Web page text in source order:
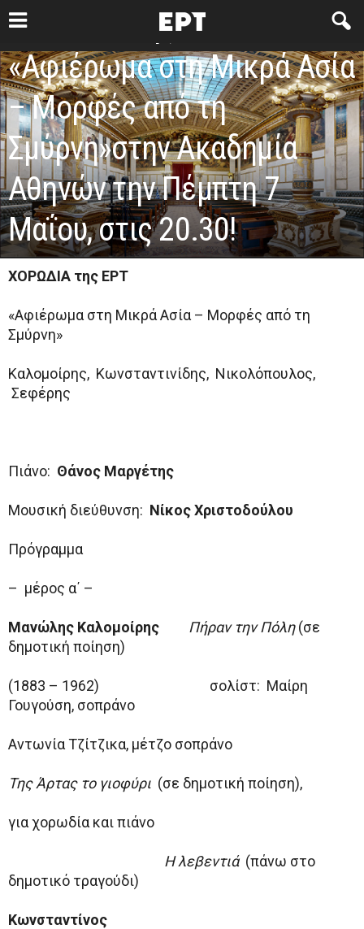
ΧΟΡΩΔΙΑ της ΕΡΤ:
«Αφιέρωμα στη Μικρά Ασία
– Μορφές από τη
Σμύρνη»στην Ακαδημία
Αθηνών την Πέμπτη 7
Μαΐου, στις 20.30!
ΧΟΡΩΔΙΑ της ΕΡΤ
«Αφιέρωμα στη Μικρά Ασία – Μορφές από τη
Σμύρνη»
Καλομοίρης, Κωνσταντινίδης, Νικολόπουλος,
Σεφέρης
Πιάνο: Θάνος Μαργέτης
Μουσική διεύθυνση: Νίκος Χριστοδούλου
Πρόγραμμα
– μέρος α΄ –
Μανώλης Καλομοίρης Πήραν την Πόλη(σε
δημοτική ποίηση)
(1883 – 1962) σολίστ: Μαίρη
Γουγούση, σοπράνο
Αντωνία Τζίτζικα, μέτζο σοπράνο
Της Άρτας το γιοφύρι (σε δημοτική ποίηση),
για χορωδία και πιάνο
Η λεβεντιά(πάνω στο
δημοτικό τραγούδι)
Κωνσταντίνος